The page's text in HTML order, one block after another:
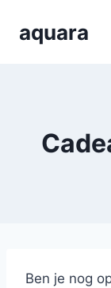
aquara
Ben je nog